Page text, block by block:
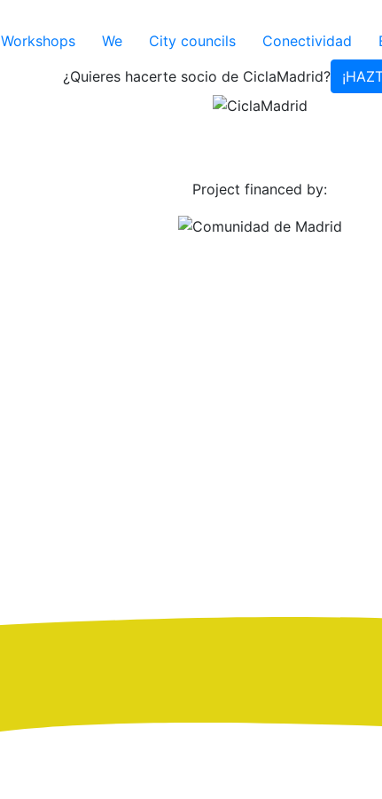
Workshops We City councils Conectividad
¿Quieres hacerte socio de CiclaMadrid?
Project financed by: